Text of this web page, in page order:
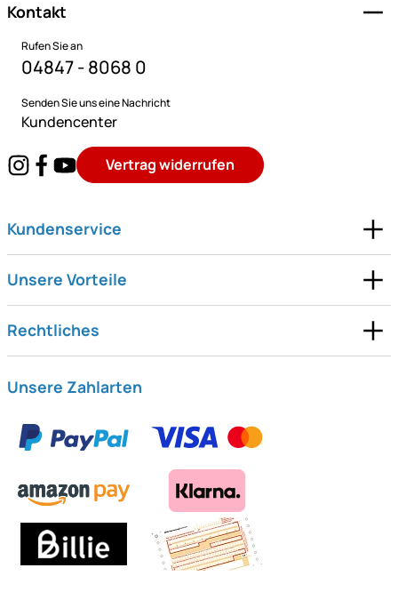
Kontakt
Rufen Sie an
04847 - 8068 0
Senden Sie uns eine Nachricht
Kundencenter
Vertrag widerrufen
Kundenservice
Unsere Vorteile
Rechtliches
Unsere Zahlarten